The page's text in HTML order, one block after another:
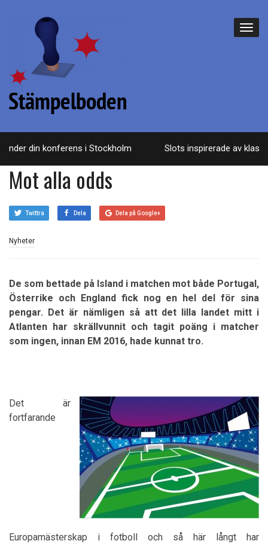
din konferens i Stockholm Slots inspirerade av
Mot alla odds
Twittra Dela Dela på Google+
Nyheter
De som bettade på Island i matchen mot både Portugal,
Österrike och England fick nog en hel del för sina
pengar. Det är nämligen så att det lilla landet mitt i
Atlanten har skrällvunnit och tagit poäng i matcher
som ingen, innan EM 2016, hade kunnat tro.
Det är
fortfarande
Europamästerskap i fotboll och så här långt har